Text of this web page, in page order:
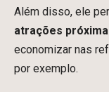
Além disso, ele
atrações
economizar nas
por exemplo.